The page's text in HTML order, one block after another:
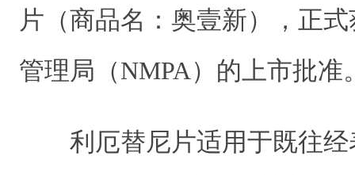
片（商品名：奥壹新），正
管理局（NMPA）的上市批准
利厄替尼片适用于既往